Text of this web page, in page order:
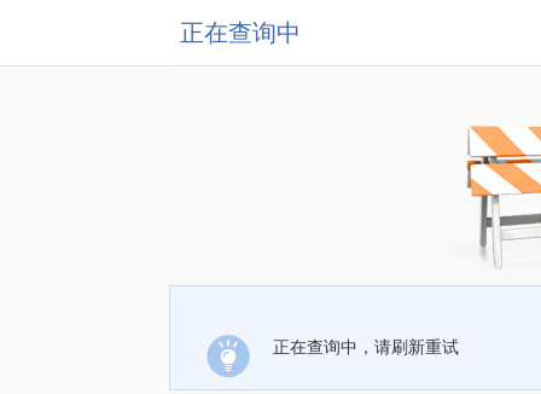
正在查询中
正在查询中，请刷新重试